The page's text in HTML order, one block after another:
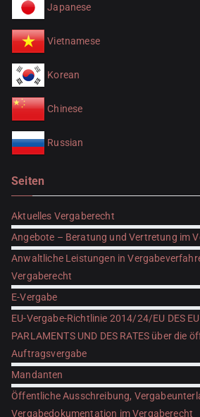
Japanese
Vietnamese
Korean
Chinese
Russian
Seiten
Aktuelles Vergaberecht
Angebote – Beratung und Vertretung im
Anwaltliche Leistungen in
Vergaberecht
E-Vergabe
EU-Vergabe-Richtlinie 2014/24/EU DES
PARLAMENTS UND DES RATES über die
Auftragsvergabe
Mandanten
Öffentliche Ausschreibung,
Vergabedokumentation im Vergaberecht